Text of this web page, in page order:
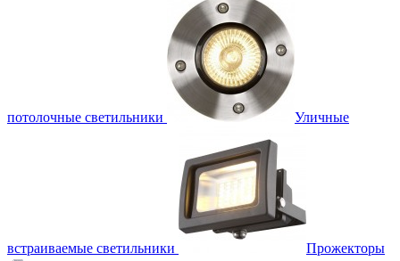
потолочные светильники Уличные
встраиваемые светильники
Прожекторы